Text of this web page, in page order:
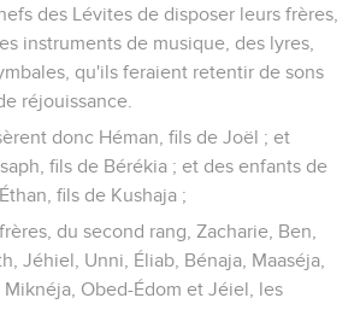
des Lévites de disposer leurs frères,
instruments de musique, des lyres,
qu'ils feraient retentir de sons
réjouissance.
donc Héman, fils de Joël ; et
fils de Bérékia ; et des enfants de
fils de Kushaja ;
du second rang, Zacharie, Ben,
Jéhiel, Unni, Éliab, Bénaja, Maaséja,
Obed-Édom et Jéiel, les